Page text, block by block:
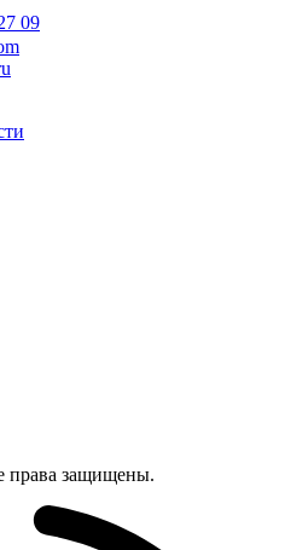
09
права защищены.